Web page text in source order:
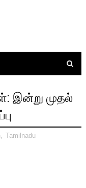
இன்று முதல்
, Tamilnadu